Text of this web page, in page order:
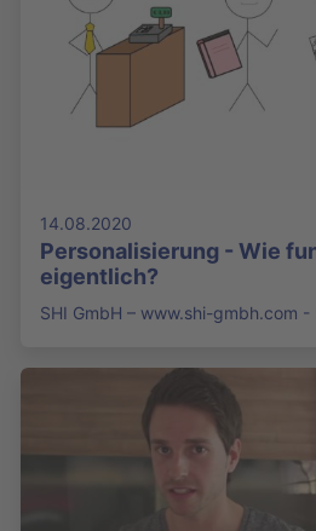
14.08.2020
Personalisierung - Wie
eigentlich?
SHI GmbH – www.shi-gmbh.com